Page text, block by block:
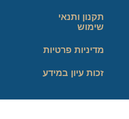
תקנון ותנאי
שימוש
מדיניות פרטיות
זכות עיון במידע